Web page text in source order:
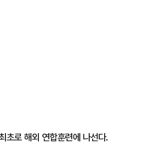
초로 해외 연합훈련에 나선다.